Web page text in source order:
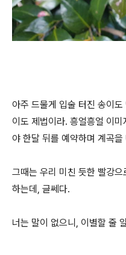
아주 드물게 입술 터진 송이
이도 제법이라. 흥얼흥얼 이
야 한달 뒤를 예약하며 계곡을
그때는 우리 미친 듯한 빨강
하는데, 글쎄다.
너는 말이 없으니, 이별할 줄